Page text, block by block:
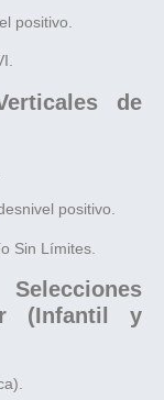
positivo.
de
positivo.
Sin Límites.
(Infantil y